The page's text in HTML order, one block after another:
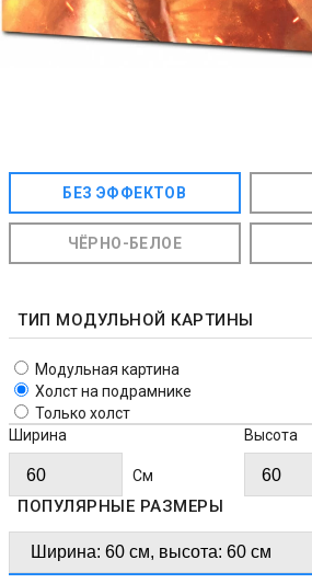
БЕЗ ЭФФЕКТОВ
ЧЁРНО-БЕЛОЕ
ТИП МОДУЛЬНОЙ КАРТИНЫ
Модульная картина
Холст на подрамнике
Только холст
Ширина
Cм
Высота
ПОПУЛЯРНЫЕ РАЗМЕРЫ